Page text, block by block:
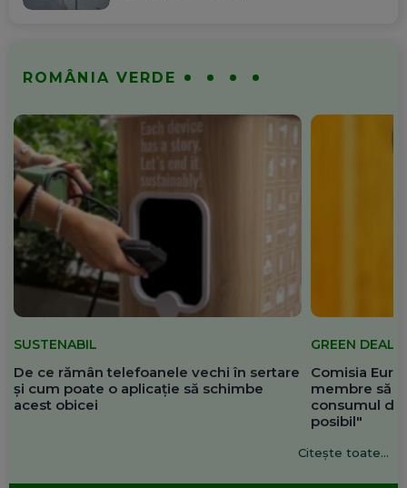
ROMÂNIA VERDE
SUSTENABIL
De ce rămân telefoanele vechi în sertare
și cum poate o aplicație să schimbe
acest obicei
GREEN DEAL
Comisia
membre să
consumul de
posibil"
Citește toate...